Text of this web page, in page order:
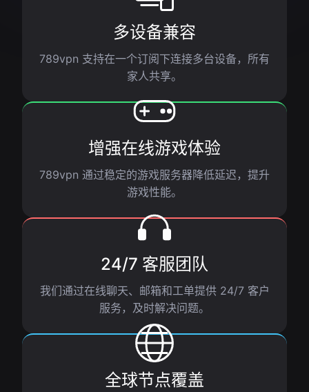
多设备兼容
789vpn 支持在一个订阅下连接多台设备，所有
家人共享。
增强在线游戏体验
789vpn 通过稳定的游戏服务器降低延迟，提升
游戏性能。
24/7 客服团队
我们通过在线聊天、邮箱和工单提供 24/7 客户
服务，及时解决问题。
全球节点覆盖